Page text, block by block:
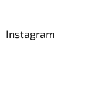
Instagram